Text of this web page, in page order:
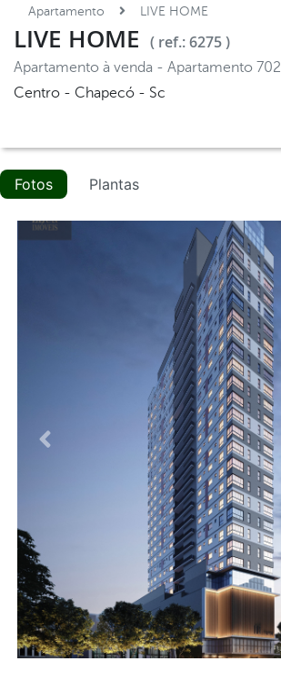
Apartamento
LIVE HOME
LIVE HOME ( ref.: 6275 )
Apartamento à venda - Apartamento 702
Centro - Chapecó - Sc
Fotos Plantas
Anterior